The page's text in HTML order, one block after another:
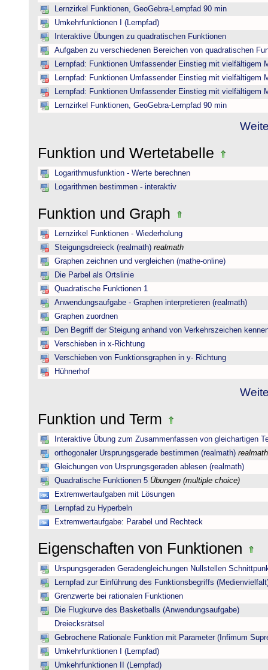
Lernzirkel Funktionen, GeoGebra-Lernpfad 90 min
Umkehrfunktionen I (Lernpfad)
Interaktive Übungen zu quadratischen Funktionen
Aufgaben zu verschiedenen Bereichen von quadratischen
Lernpfad: Funktionen Umfassender Einstieg mit vielfältigem
Lernpfad: Funktionen Umfassender Einstieg mit vielfältigem
Lernpfad: Funktionen Umfassender Einstieg mit vielfältigem
Lernzirkel Funktionen, GeoGebra-Lernpfad 90 min
Funktion und Wertetabelle
Logarithmusfunktion - Werte berechnen
Logarithmen bestimmen - interaktiv
Funktion und Graph
Lernzirkel Funktionen - Wiederholung
Steigungsdreieck (realmath) realmath
Graphen zeichnen und vergleichen (mathe-online)
Die Parbel als Ortslinie
Quadratische Funktionen 1
Anwendungsaufgabe - Graphen interpretieren (realmath)
Graphen zuordnen
Den Begriff der Steigung anhand von Verkehrszeichen
Verschieben in x-Richtung
Verschieben von Funktionsgraphen in y- Richtung
Hühnerhof
Funktion und Term
Interaktive Übung zum Zusammenfassen von gleichartigen
orthogonaler Ursprungsgerade bestimmen (realmath) realmath
Gleichungen von Ursprungsgeraden ablesen (realmath)
Quadratische Funktionen 5 Übungen (multiple choice)
Extremwertaufgaben mit Lösungen
Lernpfad zu Hyperbeln
Extremwertaufgabe: Parabel und Rechteck
Eigenschaften von Funktionen
Urspungsgeraden Geradengleichungen Nullstellen
Lernpfad zur Einführung des Funktionsbegriffs
Grenzwerte bei rationalen Funktionen
Die Flugkurve des Basketballs (Anwendungsaufgabe)
Dreiecksrätsel
Gebrochene Rationale Funktion mit Parameter (Infimum
Umkehrfunktionen I (Lernpfad)
Umkehrfunktionen II (Lernpfad)